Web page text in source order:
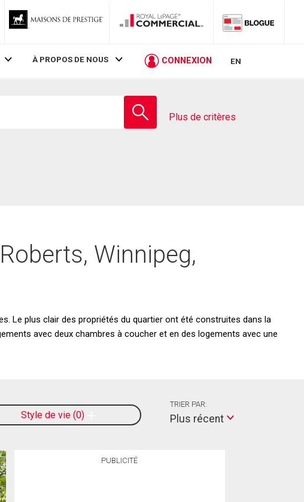
RLP
À PROPOS DE NOUS CONNEXION EN
Plus de critères
Winnipeg,
Le plus clair des propriétés du quartier ont été construites dans la
avec deux chambres à coucher et en des logements avec une
Style de vie 0
TRIER PAR:
Plus récent
PUBLICITÉ